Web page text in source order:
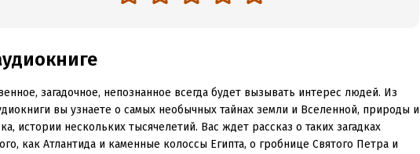
загадочное, непознанное всегда будет вызывать интерес людей. Из
вы узнаете о самых необычных тайнах земли и Вселенной, природы и
истории нескольких тысячелетий. Вас ждет рассказ о таких загадках
как Атлантида и каменные колоссы Египта, о гробнице Святого Петра и